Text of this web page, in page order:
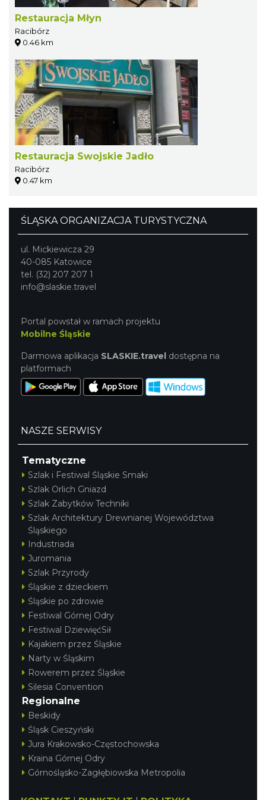
Restauracja Młyn
Racibórz
0.46 km
Restauracja Swojskie Jadło
Racibórz
0.47 km
ŚLĄSKA ORGANIZACJA TURYSTYCZNA
ul. Mickiewicza 29
40-085 Katowice
tel. (32) 207 207 1
info@slaskie.travel
Portal powstał w ramach projektu
Mobilne Śląskie
Darmowa aplikacja SLASKIE.travel dostępna na
platformach
NASZE SERWISY
Tematyczne
Szlak i Festiwal Śląskie Smaki
Szlak Orlich Gniazd
Szlak Zabytków Techniki
Szlak Architektury Drewnianej Województwa
Śląskiego
Industriada
Juromania
Szlak Przyrody
Śląskie z dzieckiem
Śląskie po zdrowie
Festiwal Górnej Odry
Festiwal DziewięćSił
Kajakiem przez Śląskie
Narty w Śląskim
Rowerem przez Śląskie
Silesia Convention
Regionalne
Beskidy
Śląsk Cieszyński
Jura Krakowsko-Częstochowska
Kraina Górnej Odry
Górnośląsko-Zagłębiowska Metropolia